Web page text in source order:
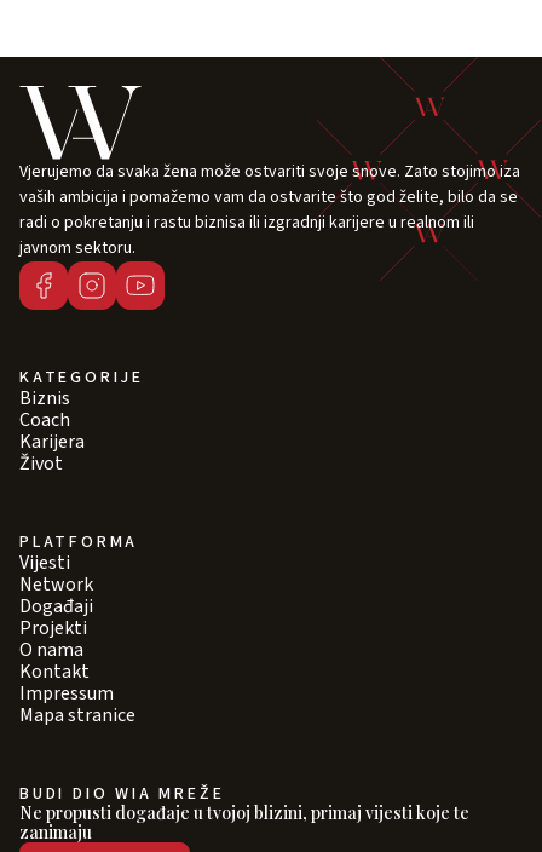
Vjerujemo da svaka žena može ostvariti svoje snove. Zato stojimo iza
vaših ambicija i pomažemo vam da ostvarite što god želite, bilo da se
radi o pokretanju i rastu biznisa ili izgradnji karijere u realnom ili
javnom sektoru.
KATEGORIJE
Biznis
Coach
Karijera
Život
PLATFORMA
Vijesti
Network
Događaji
Projekti
O nama
Kontakt
Impressum
Mapa stranice
BUDI DIO WIA MREŽE
Ne propusti događaje u tvojoj blizini, primaj vijesti koje te
zanimaju